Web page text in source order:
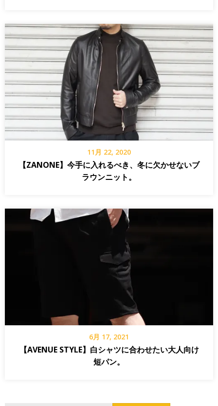
11月 22, 2020
【ZANONE】今手に入れるべき、冬に欠かせないブ
ラウンニット。
6月 17, 2021
【AVENUE STYLE】白シャツに合わせたい大人向け
短パン。